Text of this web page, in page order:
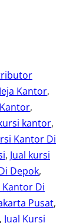
Kantor
kantor
Kantor Di
, Jual kursi
Depok
Kantor Di
Pusat
, Jual Kursi